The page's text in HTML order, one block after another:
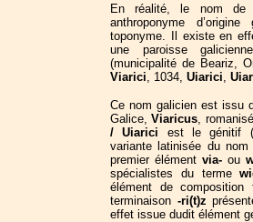
En réalité, le nom
anthroponyme
toponyme. Il existe en
une paroisse
(municipalité de Beariz,
Viarici , 1034, Uiarici
Ce nom galicien est issu
Galice,Viaricus ,
/ Uiarici est le génitif
variante latinisée du
premier élément via- ou
spécialistes du terme
élément de
terminaison -ri(t)z
effet issue dudit élément